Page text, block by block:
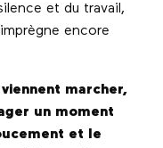
et du travail,
encore
marcher,
un moment
et le